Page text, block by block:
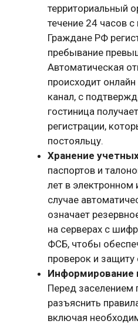
территориальный
течение 24 часов
Граждане РФ
пребывание
Автоматическая
происходит
канал, с
гостиница
регистрации,
постояльцу.
Хранение
паспортов и
лет в
случае
означает
на серверах с
ФСБ, чтобы
проверок и защиту
Информирование
Перед заселением
разъяснить
включая